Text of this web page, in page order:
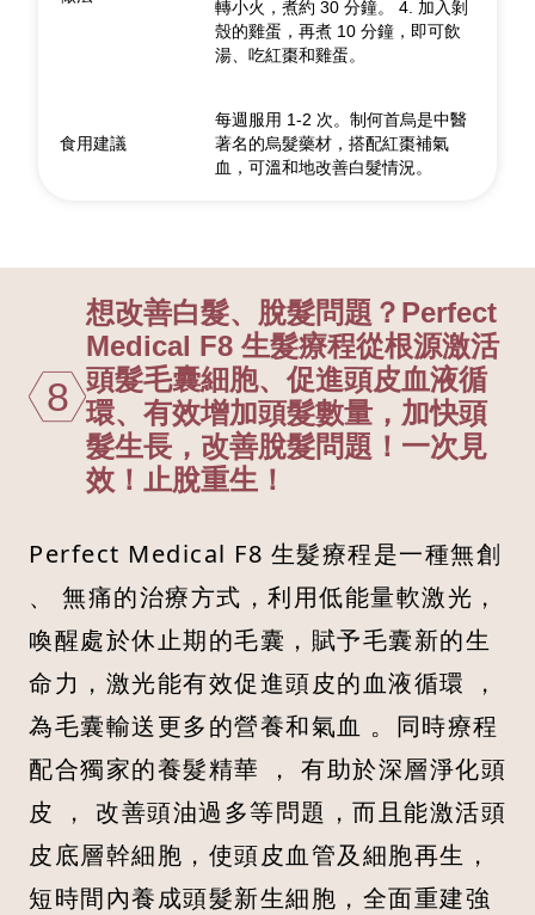
轉小火，煮約 30 分鐘。 4. 加入剝
殼的雞蛋，再煮 10 分鐘，即可飲
湯、吃紅棗和雞蛋。
食用建議
每週服用 1-2 次。制何首烏是中醫
著名的烏髮藥材，搭配紅棗補氣
血，可溫和地改善白髮情況。
8
想改善白髮、脫髮問題？Perfect
Medical F8 生髮療程從根源激活
頭髮毛囊細胞、促進頭皮血液循
環、有效增加頭髮數量，加快頭
髮生長，改善脫髮問題！一次見
效！止脫重生！
Perfect Medical F8 生髮療程是一種無創
、 無痛的治療方式，利用低能量軟激光，
喚醒處於休止期的毛囊，賦予毛囊新的生
命力，激光能有效促進頭皮的血液循環 ，
為毛囊輸送更多的營養和氣血 。同時療程
配合獨家的養髮精華 ， 有助於深層淨化頭
皮 ， 改善頭油過多等問題，而且能激活頭
皮底層幹細胞，使頭皮血管及細胞再生，
短時間內養成頭髮新生細胞，全面重建強